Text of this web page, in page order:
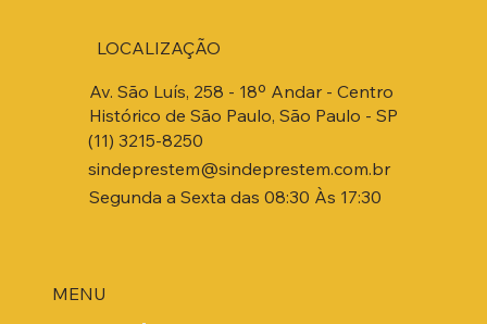
MENU
Av. São Luís, 258 - 18º Andar - Centro
Histórico de São Paulo, São Paulo - SP
(11) 3215-8250
sindeprestem@sindeprestem.com.br
Segunda a Sexta das 08:30 Às 17:30
LOCALIZAÇÃO